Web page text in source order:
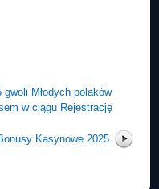
Młodych polaków
w ciągu Rejestrację
Kasynowe 2025